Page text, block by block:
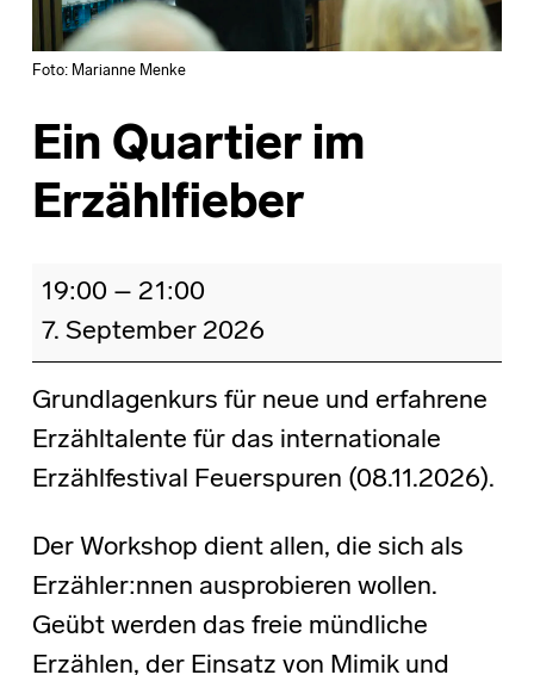
Foto: Marianne Menke
Ein Quartier im
Erzählfieber
19:00 – 21:00
7. September 2026
Grundlagenkurs für neue und erfahrene
Erzähltalente für das internationale
Erzählfestival Feuerspuren (08.11.2026).
Der Workshop dient allen, die sich als
Erzähler:nnen ausprobieren wollen.
Geübt werden das freie mündliche
Erzählen, der Einsatz von Mimik und